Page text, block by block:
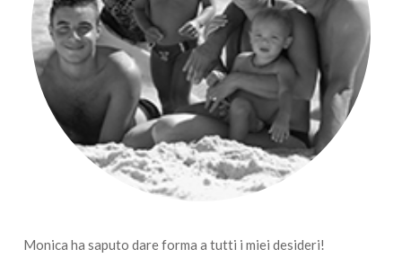
Monica ha saputo dare forma a tutti i miei desideri!